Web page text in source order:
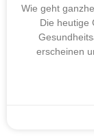
Wie geht
Die heutige
erscheinen